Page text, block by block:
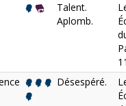
Talent.
Aplomb.
Désespéré.